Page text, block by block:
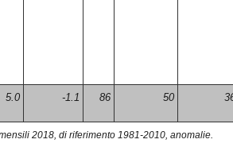
5.0 -1.1 86 50
2018, di riferimento 1981-2010, anomalie.